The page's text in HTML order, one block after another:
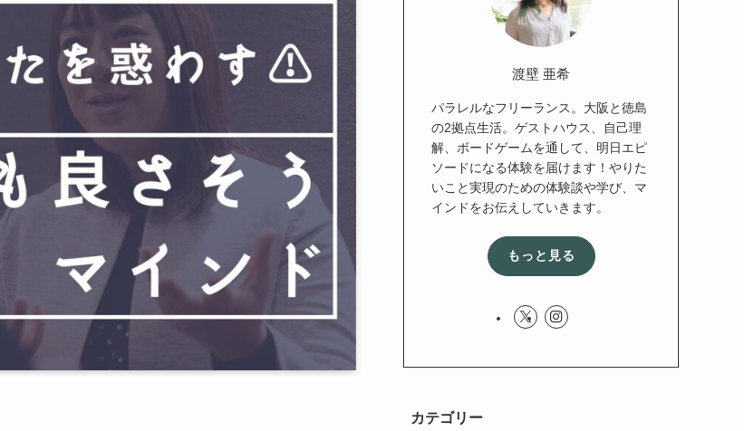
渡壁 亜希
パラレルなフリーランス。大阪と徳島
の2拠点生活。ゲストハウス、自己理
解、ボードゲームを通して、明日エピ
ソードになる体験を届けます！やりた
いこと実現のための体験談や学び、マ
インドをお伝えしていきます。
もっと見る
カテゴリー